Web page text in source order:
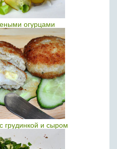
огурцами
грудинкой и сыром